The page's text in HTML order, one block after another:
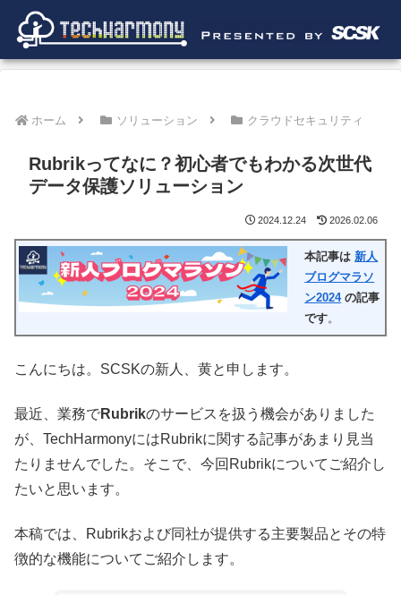
ホーム ソリューション クラウドセキュリティ
Rubrikってなに？初心者でもわかる次世代
データ保護ソリューション
2024.12.24 2026.02.06
本記事は新人
ブログマラソ
ン2024の記事
です。
こんにちは。SCSKの新人、黄と申します。
最近、業務でRubrikのサービスを扱う機会がありました
が、TechHarmonyにはRubrikに関する記事があまり見当
たりませんでした。そこで、今回Rubrikについてご紹介し
たいと思います。
本稿では、Rubrikおよび同社が提供する主要製品とその特
徴的な機能についてご紹介します。